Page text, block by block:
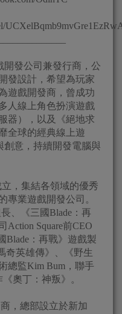
開發公司兼發行商，公
發設計，希望為玩家
遊戲開發商，曾成功
人線上角色扮演遊戲
器），以及《絕地求
全球的經典線上遊
創意，持續開發電腦與
立，集結各領域的優秀
專業遊戲開發公司。
、《三國Blade：再
Square前CEO
Blade：再戰》遊戲製
奇英雄傳》、《野生
總監Kim Bum，聯手
奧丁：神叛》。
，總部設立於新加